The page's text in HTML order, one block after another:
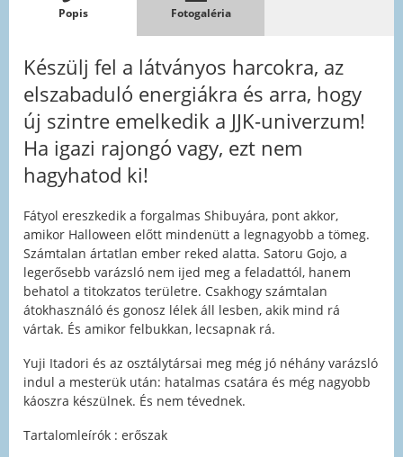
Popis Fotogaléria
Készülj fel a látványos harcokra, az
elszabaduló energiákra és arra, hogy
új szintre emelkedik a JJK-univerzum!
Ha igazi rajongó vagy, ezt nem
hagyhatod ki!
Fátyol ereszkedik a forgalmas Shibuyára, pont akkor,
amikor Halloween előtt mindenütt a legnagyobb a tömeg.
Számtalan ártatlan ember reked alatta. Satoru Gojo, a
legerősebb varázsló nem ijed meg a feladattól, hanem
behatol a titokzatos területre. Csakhogy számtalan
átokhasználó és gonosz lélek áll lesben, akik mind rá
vártak. És amikor felbukkan, lecsapnak rá.
Yuji Itadori és az osztálytársai meg még jó néhány varázsló
indul a mesterük után: hatalmas csatára és még nagyobb
káoszra készülnek. És nem tévednek.
Tartalomleírók : erőszak